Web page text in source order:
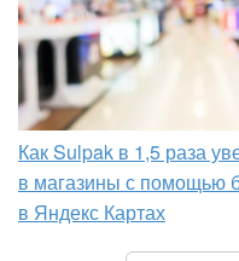
Как Sulpak в 1,5 раза
в магазины с помощью
в Яндекс Картах